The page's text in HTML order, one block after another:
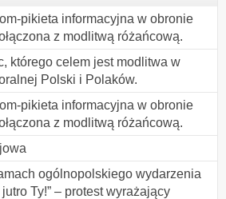
pikieta informacyjna w obronie
z modlitwą różańcową.
którego celem jest modlitwa w
Polski i Polaków.
pikieta informacyjna w obronie
z modlitwą różańcową.
ogólnopolskiego wydarzenia
Ty!” – protest wyrażający